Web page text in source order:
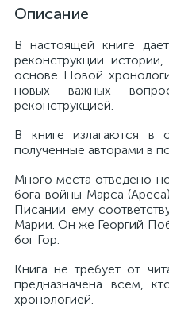
Описание
В настоящей книге
реконструкции
основе Новой
новых важных
реконструкцией.
В книге излагаются в
полученные авторами в
Много места отведено
бога войны Марса
Писании ему
Марии. Он же Георгий
бог Гор.
Книга не требует от
предназначена всем,
хронологией.